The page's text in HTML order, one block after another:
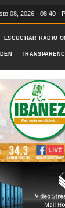
08, 2026 - 08:40 -
ESCUCHAR RADIO